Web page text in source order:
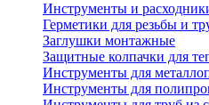
Инструменты и
Герметики для резьбы и
Заглушки монтажные
Защитные колпачки для
Инструменты для
Инструменты для